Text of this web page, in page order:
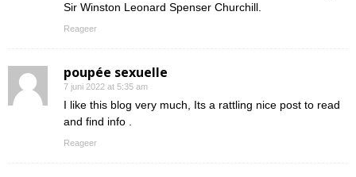
Sir Winston Leonard Spenser Churchill.
Reageer
poupée sexuelle
7 juni 2022 at 5:35 am
I like this blog very much, Its a rattling nice post to read
and find info .
Reageer